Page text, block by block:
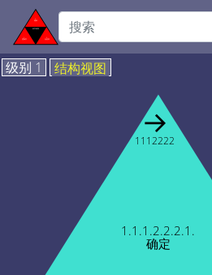
级别 1 结构视图
1.1.1.2.2.2.1.
确定
→
1112222